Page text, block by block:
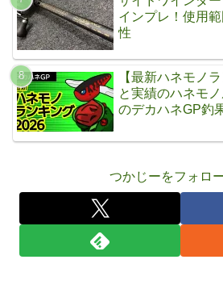
インプレ！使用
性
【最新ハネモノ
と実績のハネモ
のデカハネGP釣
つかじーをフォロ